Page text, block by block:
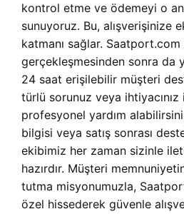
kontrol etme ve ödemeyi o
sunuyoruz. Bu, alışverişinize
katmanı sağlar. Saatport.com
gerçekleşmesinden sonra da
24 saat erişilebilir müşteri
türlü sorunuz veya ihtiyacınız
profesyonel yardım
bilgisi veya satış sonrası
ekibimiz her zaman sizinle
hazırdır. Müşteri
tutma misyonumuzla,
özel hissederek güvenle